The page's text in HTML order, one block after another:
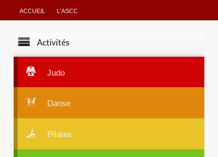
ACCUEIL L’ASCC
Activités
Judo
Danse
Pilates